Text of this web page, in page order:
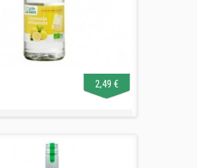
2,49 €